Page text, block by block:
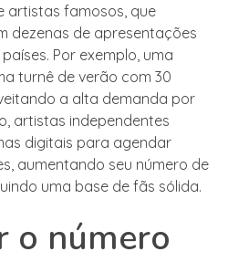
artistas famosos, que
dezenas de apresentações
Por exemplo, uma
turnê de verão com 30
a alta demanda por
artistas independentes
digitais para agendar
aumentando seu número de
uma base de fãs sólida.
o número